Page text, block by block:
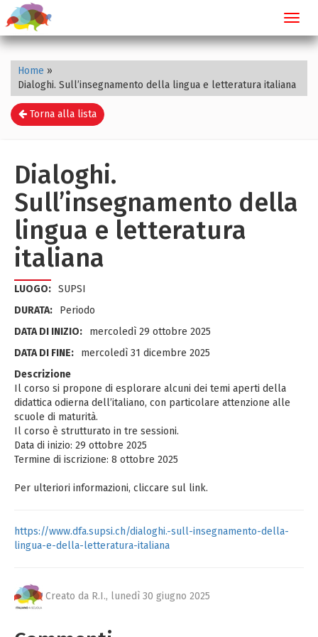
Home »
Dialoghi. Sull’insegnamento della lingua e letteratura italiana
Torna alla lista
Dialoghi.
Sull’insegnamento della
lingua e letteratura
italiana
LUOGO: SUPSI
DURATA:
Periodo
DATA DI INIZIO:
mercoledì 29 ottobre 2025
DATA DI FINE:
mercoledì 31 dicembre 2025
Descrizione
Il corso si propone di esplorare alcuni dei temi aperti della
didattica odierna dell’italiano, con particolare attenzione alle
scuole di maturità.
Il corso è strutturato in tre sessioni.
Data di inizio: 29 ottobre 2025
Termine di iscrizione: 8 ottobre 2025
Per ulteriori informazioni, cliccare sul link.
https://www.dfa.supsi.ch/dialoghi.-sull-insegnamento-della-
lingua-e-della-letteratura-italiana
Creato da R.I., lunedì 30 giugno 2025